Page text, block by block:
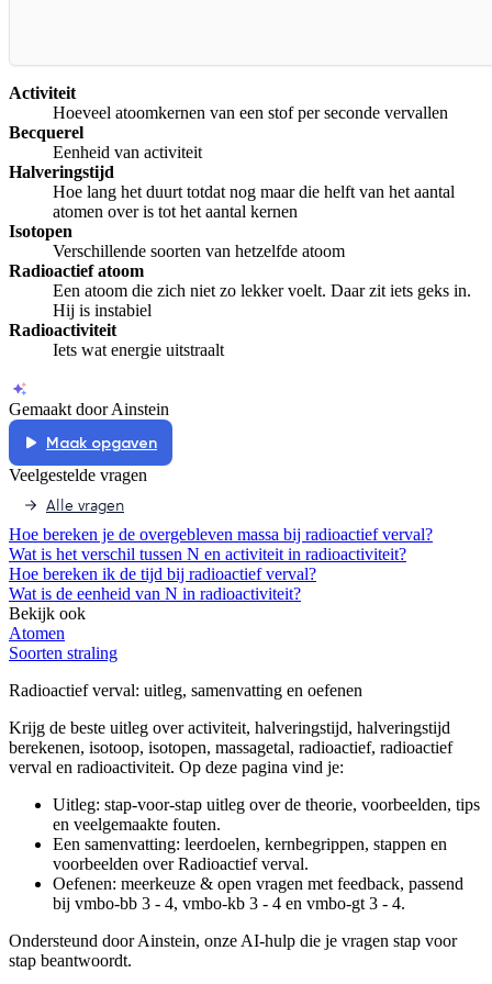
Activiteit
Hoeveel atoomkernen van een stof per seconde vervallen
Becquerel
Eenheid van activiteit
Halveringstijd
Hoe lang het duurt totdat nog maar die helft van het aantal
atomen over is tot het aantal kernen
Isotopen
Verschillende soorten van hetzelfde atoom
Radioactief atoom
Een atoom die zich niet zo lekker voelt. Daar zit iets geks in.
Hij is instabiel
Radioactiviteit
Iets wat energie uitstraalt
Gemaakt door Ainstein
Maak opgaven
Veelgestelde vragen
Alle vragen
Hoe bereken je de overgebleven massa bij radioactief verval?
Wat is het verschil tussen N en activiteit in radioactiviteit?
Hoe bereken ik de tijd bij radioactief verval?
Wat is de eenheid van N in radioactiviteit?
Bekijk ook
Atomen
Soorten straling
Radioactief verval: uitleg, samenvatting en oefenen
Krijg de beste uitleg over activiteit, halveringstijd, halveringstijd
berekenen, isotoop, isotopen, massagetal, radioactief, radioactief
verval en radioactiviteit. Op deze pagina vind je:
Uitleg: stap-voor-stap uitleg over de theorie, voorbeelden, tips
en veelgemaakte fouten.
Een samenvatting: leerdoelen, kernbegrippen, stappen en
voorbeelden overRadioactief verval.
Oefenen: meerkeuze & open vragen met feedback, passend
bij vmbo-bb 3 - 4, vmbo-kb 3 - 4 en vmbo-gt 3 - 4.
Ondersteund door Ainstein, onze AI-hulp die je vragen stap voor
stap beantwoordt.